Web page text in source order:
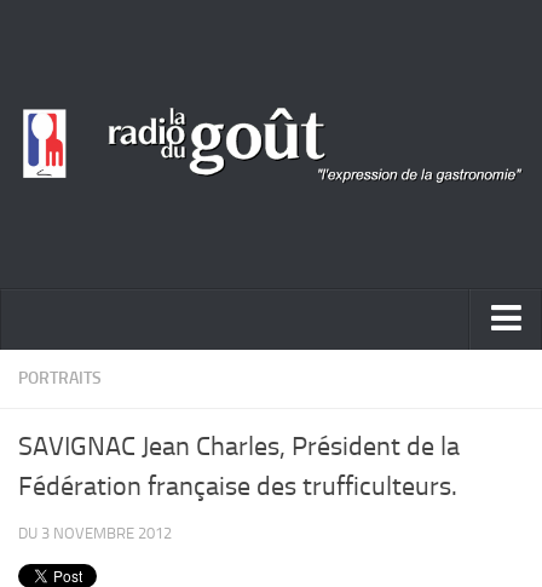
ACTUALITÉ
PORTRAITS
SAVIGNAC Jean Charles, Président de la
Fédération française des trufficulteurs.
DU 3 NOVEMBRE 2012